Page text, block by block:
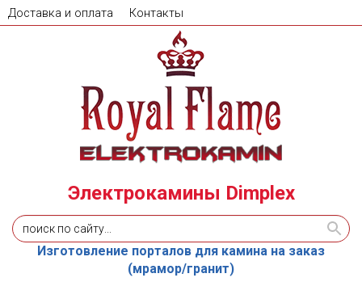
Доставка и оплата Контакты
Электрокамины Dimplex
Изготовление порталов для камина на заказ
(мрамор/гранит)